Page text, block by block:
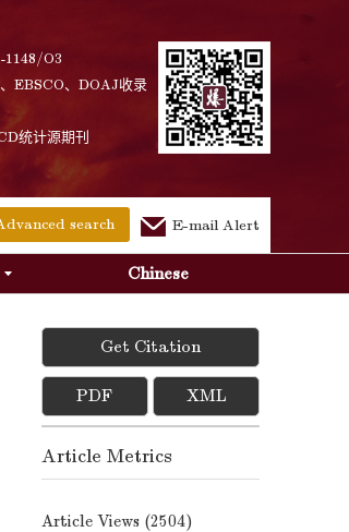
1148/O3
EBSCO、DOAJ收录
统计源期刊
search E-mail Alert
Chinese
Get Citation
PDF XML
Article Metrics
Article Views (2504)